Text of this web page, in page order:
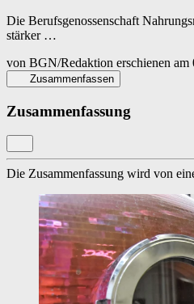
Die Berufsgenossenschaft
stärker …
von BGN/Redaktion erschienen am
Zusammenfassen
Zusammenfassung
Die Zusammenfassung wird von